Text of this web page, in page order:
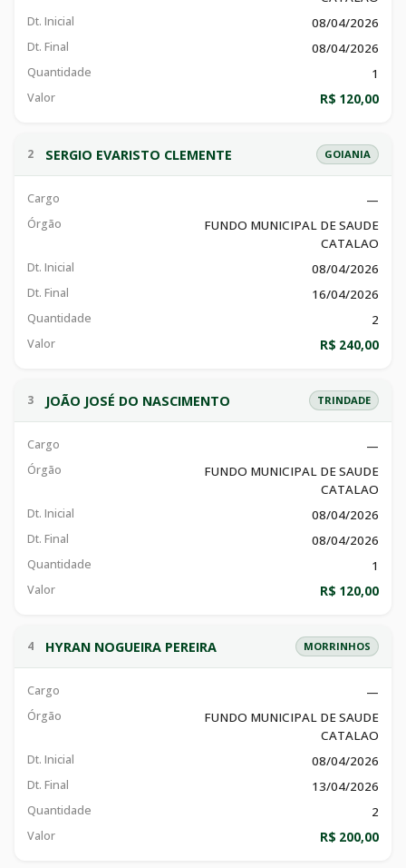
Dt. Inicial 08/04/2026
Dt. Final 08/04/2026
Quantidade 1
Valor R$ 120,00
2 SERGIO EVARISTO CLEMENTE GOIANIA
Cargo —
Órgão
FUNDO MUNICIPAL DE SAUDE
CATALAO
Dt. Inicial 08/04/2026
Dt. Final 16/04/2026
Quantidade 2
Valor R$ 240,00
3 JOÃO JOSÉ DO NASCIMENTO TRINDADE
Cargo —
Órgão
FUNDO MUNICIPAL DE SAUDE
CATALAO
Dt. Inicial 08/04/2026
Dt. Final 08/04/2026
Quantidade 1
Valor R$ 120,00
4 HYRAN NOGUEIRA PEREIRA MORRINHOS
Cargo —
Órgão
FUNDO MUNICIPAL DE SAUDE
CATALAO
Dt. Inicial 08/04/2026
Dt. Final 13/04/2026
Quantidade 2
Valor R$ 200,00